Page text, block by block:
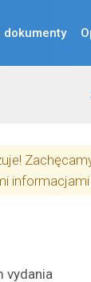
dokumenty
vydania